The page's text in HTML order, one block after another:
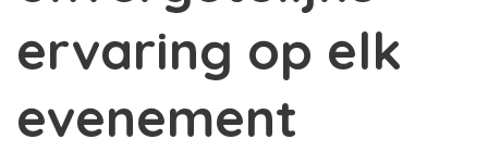
ervaring op elk
evenement